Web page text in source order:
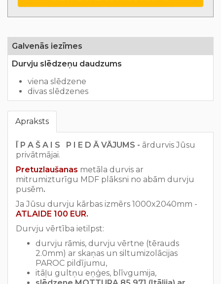
Galvenās iezīmes
Durvju slēdzeņu daudzums
viena slēdzene
divas slēdzenes
Apraksts
Ī P A Š A I S P I E D Ā VĀJUMS - ārdurvis Jūsu
privātmājai.
Pretuzlaušanas metāla durvis ar
mitrumizturīgu MDF plāksni no abām durvju
pusēm.
Ja Jūsu durvju kārbas izmērs 1000x2040mm -
ATLAIDE 100 EUR.
Durvju vērtība ietilpst:
durvju rāmis, durvju vērtne (tērauds
2.0mm) ar skaņas un siltumizolācijas
PAROC pildījumu,
itāļu gultņu eņģes, blīvgumija,